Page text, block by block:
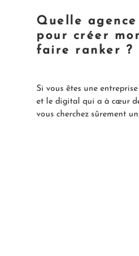
Quelle
pour créer
faire ranker ?
Si vous êtes une
et le digital qui a à cœur
vous cherchez sûrement